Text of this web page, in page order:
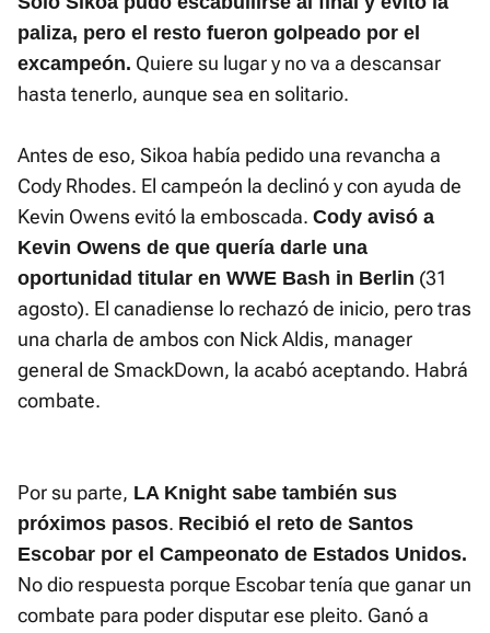
paliza, pero el resto fueron golpeado por el
excampeón. Quiere su lugar y no va a descansar
hasta tenerlo, aunque sea en solitario.
Antes de eso, Sikoa había pedido una revancha a
Cody Rhodes. El campeón la declinó y con ayuda de
Kevin Owens evitó la emboscada. Cody avisó a
Kevin Owens de que quería darle una
oportunidad titular en WWE Bash in Berlin (31
agosto). El canadiense lo rechazó de inicio, pero tras
una charla de ambos con Nick Aldis, manager
general de SmackDown, la acabó aceptando. Habrá
combate.
Por su parte, LA Knight sabe también sus
próximos pasos. Recibió el reto de Santos
Escobar por el Campeonato de Estados Unidos.
No dio respuesta porque Escobar tenía que ganar un
combate para poder disputar ese pleito. Ganó a